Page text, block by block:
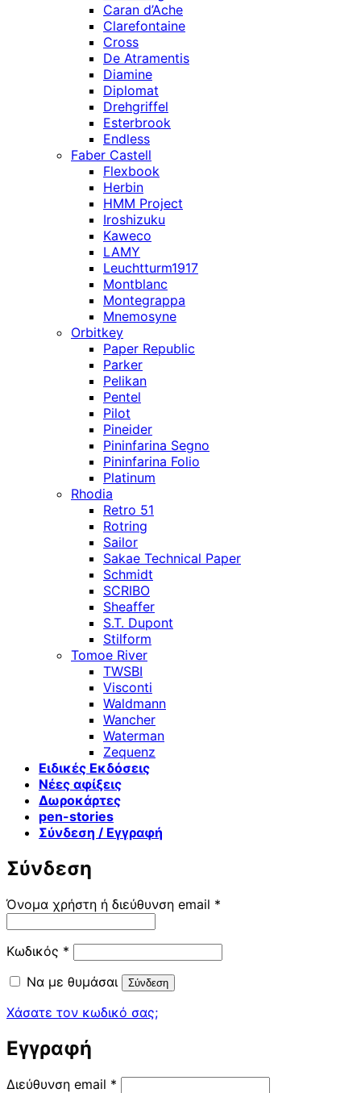
Caran d’Ache
Clarefontaine
Cross
De Atramentis
Diamine
Diplomat
Drehgriffel
Esterbrook
Endless
Faber Castell
Flexbook
Herbin
HMM Project
Iroshizuku
Kaweco
LAMY
Leuchtturm1917
Montblanc
Montegrappa
Mnemosyne
Orbitkey
Paper Republic
Parker
Pelikan
Pentel
Pilot
Pineider
Pininfarina Segno
Pininfarina Folio
Platinum
Rhodia
Retro 51
Rotring
Sailor
Sakae Technical Paper
Schmidt
SCRIBO
Sheaffer
S.T. Dupont
Stilform
Tomoe River
TWSBI
Visconti
Waldmann
Wancher
Waterman
Zequenz
Ειδικές Εκδόσεις
Νέες αφίξεις
Δωροκάρτες
pen-stories
Σύνδεση / Εγγραφή
Σύνδεση
Όνομα χρήστη ή διεύθυνση email *
Κωδικός * Απαιτείται
Να με θυμάσαι
Σύνδεση
Χάσατε τον κωδικό σας;
Εγγραφή
Διεύθυνση email * Απαιτείται